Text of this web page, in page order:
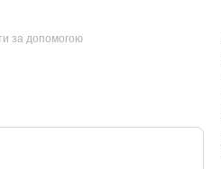
за допомогою